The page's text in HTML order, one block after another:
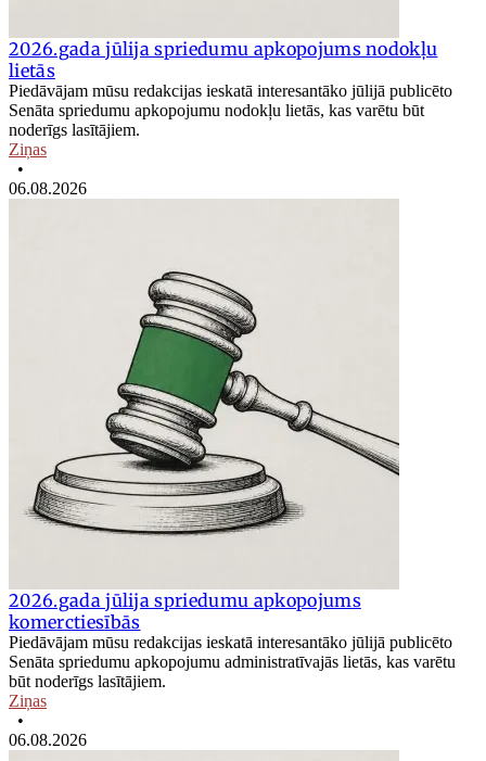
2026.gada jūlija spriedumu apkopojums nodokļu
lietās
Piedāvājam mūsu redakcijas ieskatā interesantāko jūlijā publicēto
Senāta spriedumu apkopojumu nodokļu lietās, kas varētu būt
noderīgs lasītājiem.
Ziņas
•
06.08.2026
2026.gada jūlija spriedumu apkopojums
komerctiesībās
Piedāvājam mūsu redakcijas ieskatā interesantāko jūlijā publicēto
Senāta spriedumu apkopojumu administratīvajās lietās, kas varētu
būt noderīgs lasītājiem.
Ziņas
•
06.08.2026